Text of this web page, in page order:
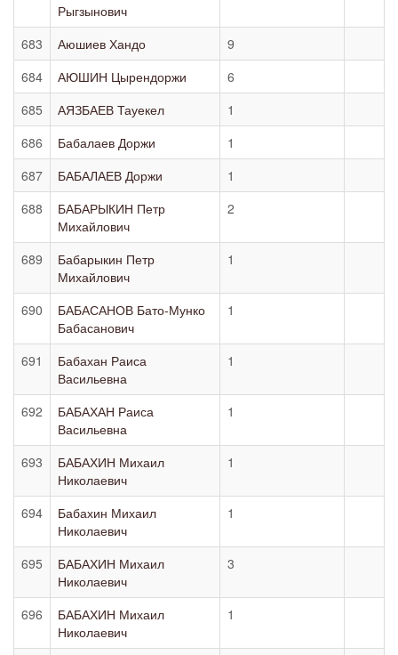
Рыгзынович
683 Аюшиев Хандо
9
684
АЮШИН Цырендоржи
6
685
АЯЗБАЕВ Тауекел
1
686
Бабалаев Доржи
1
687
БАБАЛАЕВ Доржи
1
688
БАБАРЫКИН Петр
Михайлович
2
689
Бабарыкин Петр
Михайлович
1
690
БАБАСАНОВ Бато-Мунко
Бабасанович
1
691
Бабахан Раиса
Васильевна
1
692
БАБАХАН Раиса
Васильевна
1
693
БАБАХИН Михаил
Николаевич
1
694
Бабахин Михаил
Николаевич
1
695
БАБАХИН Михаил
Николаевич
3
696
БАБАХИН Михаил
Николаевич
1